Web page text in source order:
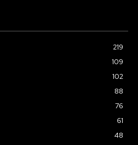
219
109
102
88
76
61
48